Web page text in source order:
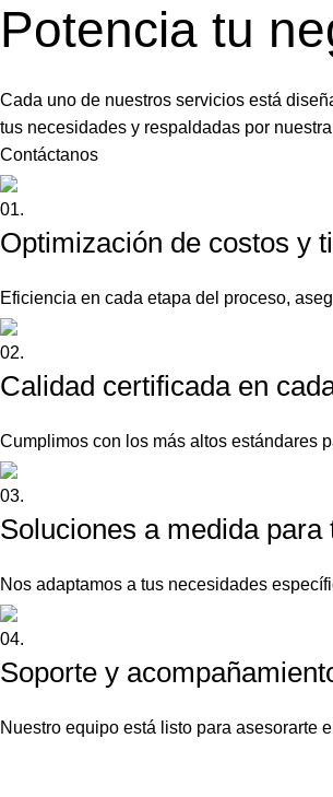
Potencia tu
Cada uno de nuestros servicios está
tus necesidades y respaldadas por
Contáctanos
01.
Optimización de costos y
Eficiencia en cada etapa del proceso,
02.
Calidad certificada en
Cumplimos con los más altos estándares
03.
Soluciones a medida para
Nos adaptamos a tus necesidades
04.
Soporte y
Nuestro equipo está listo para asesorarte